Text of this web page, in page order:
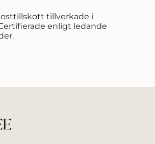
tillverkade i
enligt ledande